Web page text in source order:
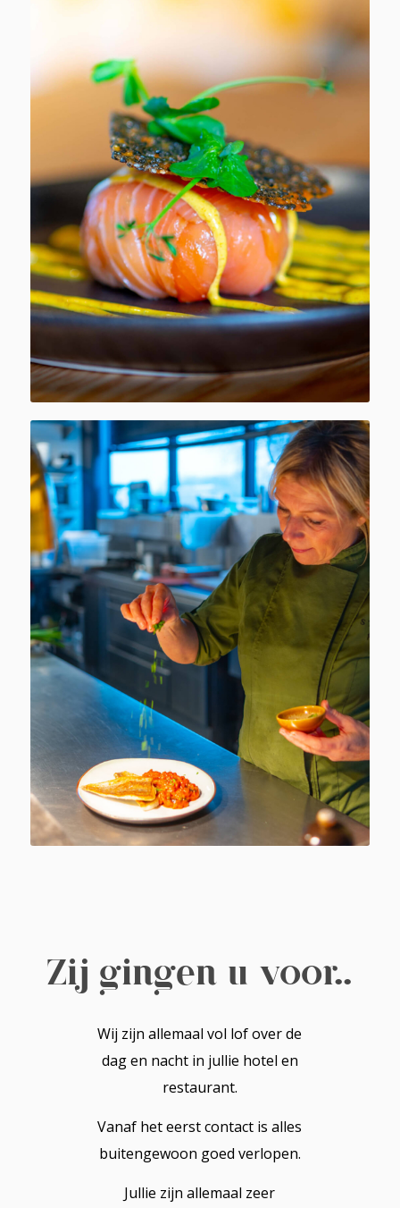
Zij gingen u voor..
Wij zijn allemaal vol lof over de
dag en nacht in jullie hotel en
restaurant.
Vanaf het eerst contact is alles
buitengewoon goed verlopen.
Jullie zijn allemaal zeer